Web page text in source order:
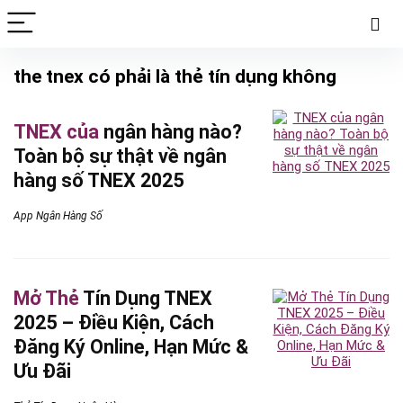
the tnex có phải là thẻ tín dụng không
TNEX của ngân hàng nào?
Toàn bộ sự thật về ngân
hàng số TNEX 2025
App Ngân Hàng Số
Mở Thẻ Tín Dụng TNEX
2025 – Điều Kiện, Cách
Đăng Ký Online, Hạn Mức &
Ưu Đãi